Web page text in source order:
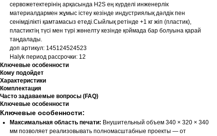
сервожетектерінің арқасында H2S ең күрделі инженерлік
материалдармен жұмыс істеу кезінде индустриялық дәлдік пен
сенімділікті қамтамасыз етеді.Сыйлық ретінде +1 кг жіп (пластик),
пластиктің түсі мен түрі жөнелту кезінде қоймада бар болуына қарай
таңдалады.
доп артикул: 145124524523
Halyk период рассрочки: 12
Ключевые особенности
Кому подойдет
Характеристики
Комплектация
Часто задаваемые вопросы (FAQ)
Ключевые особенности
Ключевые особенности:
Максимальная область печати: Внушительный объем 340 × 320 × 340
мм позволяет реализовывать полномасштабные проекты — от